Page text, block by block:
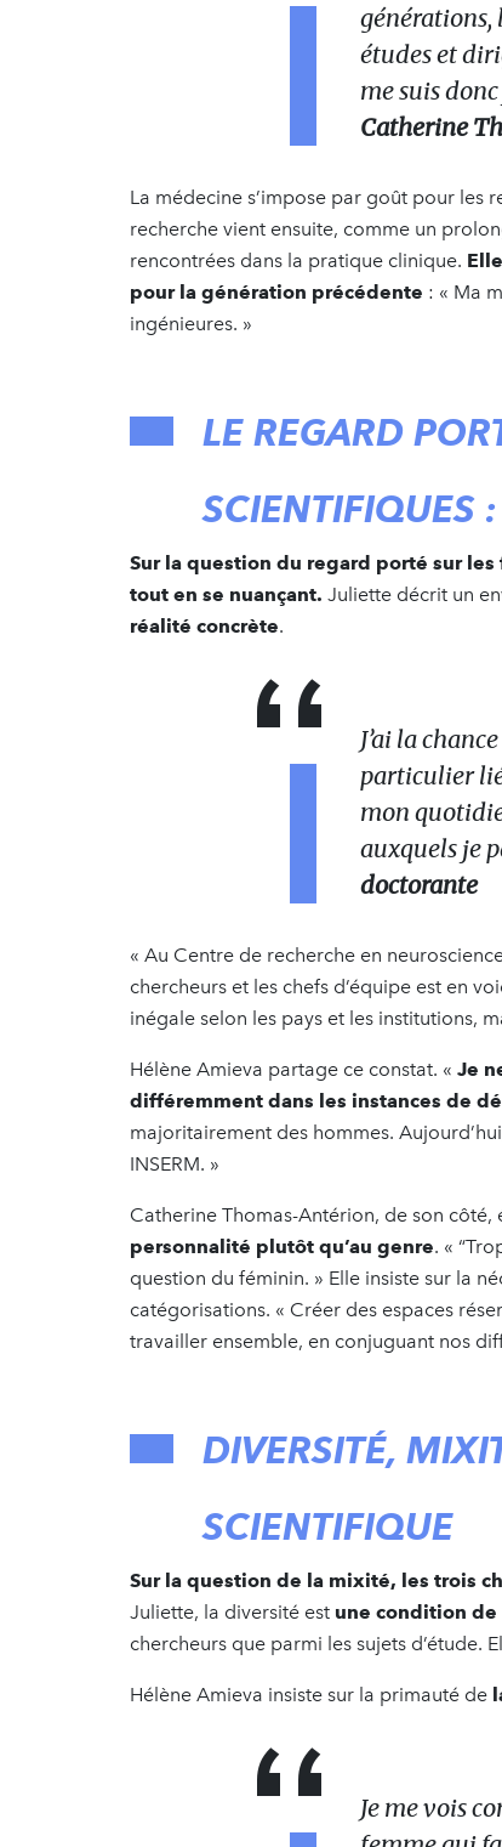
générations,
études et
me suis
Catherine
La médecine s’impose par goût pour les
recherche vient ensuite, comme un
rencontrées dans la pratique clinique.
pour la génération précédente : « Ma
ingénieures. »
LE REGARD
SCIENTIFIQUES
Sur la question du regard porté sur
tout en se nuançant. Juliette décrit un
réalité concrète.
J’ai la
particulier
mon
auxquels je
doctorante
« Au Centre de recherche en
chercheurs et les chefs d’équipe est en
inégale selon les pays et les institutions,
Hélène Amieva partage ce constat. « Je
différemment dans les instances de
majoritairement des hommes.
INSERM. »
Catherine Thomas-Antérion, de son côté,
personnalité plutôt qu’au genre. «
question du féminin. » Elle insiste sur la
catégorisations. « Créer des espaces
travailler ensemble, en conjuguant nos
DIVERSITÉ,
SCIENTIFIQUE
Sur la question de la mixité, les trois
Juliette, la diversité est une condition
chercheurs que parmi les sujets d’étude.
Hélène Amieva insiste sur la primauté de
Je me vois